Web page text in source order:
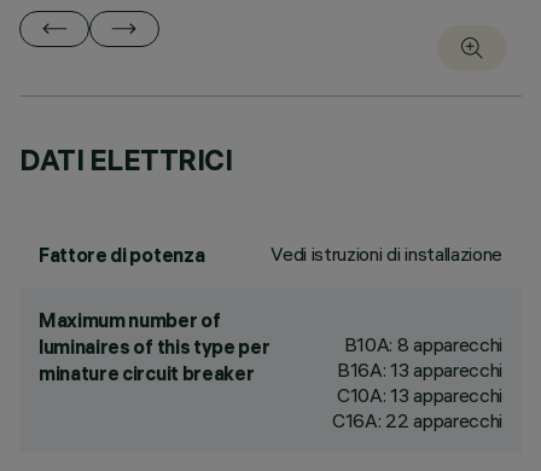
DATI ELETTRICI
Fattore di potenza Vedi istruzioni di installazione
Maximum number of
luminaires of this type per
minature circuit breaker
B10A: 8 apparecchi
B16A: 13 apparecchi
C10A: 13 apparecchi
C16A: 22 apparecchi